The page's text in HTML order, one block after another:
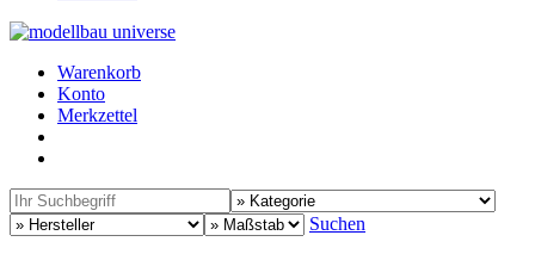
Warenkorb
Konto
Merkzettel
Suchen